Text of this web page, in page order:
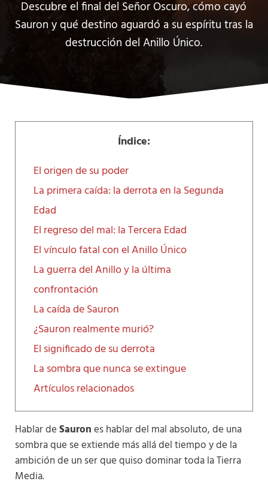
Descubre el final del Señor Oscuro, cómo cayó
Sauron y qué destino aguardó a su espíritu tras la
destrucción del Anillo Único.
Índice:
El origen de su poder
La primera caída: la derrota en la Segunda
Edad
El regreso del mal: la Tercera Edad
El vínculo fatal con el Anillo Único
La guerra del Anillo y la última
confrontación
La caída de Sauron
¿Sauron realmente murió?
El significado de su derrota
La sombra que nunca se extingue
Artículos relacionados
Hablar deSaurones hablar del mal absoluto, de una
sombra que se extiende más allá del tiempo y de la
ambición de un ser que quiso dominar toda la Tierra
Media.